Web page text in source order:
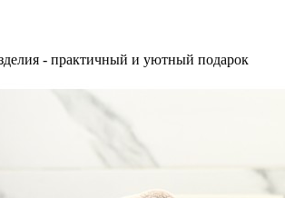
- практичный и уютный подарок